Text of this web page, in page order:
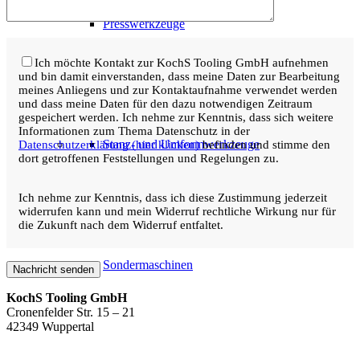
Presswerkzeuge
Stanz- und Umformwerkzeuge
Sondermaschinen
Ich möchte Kontakt zur KochS Tooling GmbH aufnehmen
und bin damit einverstanden, dass meine Daten zur Bearbeitung
meines Anliegens und zur Kontaktaufnahme verwendet werden
und dass meine Daten für den dazu notwendigen Zeitraum
gespeichert werden. Ich nehme zur Kenntnis, dass sich weitere
Informationen zum Thema Datenschutz in der
Datenschutzerklärung (hier klicken)befinden und stimme den
dort getroffenen Feststellungen und Regelungen zu.
Ich nehme zur Kenntnis, dass ich diese Zustimmung jederzeit
widerrufen kann und mein Widerruf rechtliche Wirkung nur für
die Zukunft nach dem Widerruf entfaltet.
KochS Tooling GmbH
Cronenfelder Str. 15 – 21
42349 Wuppertal